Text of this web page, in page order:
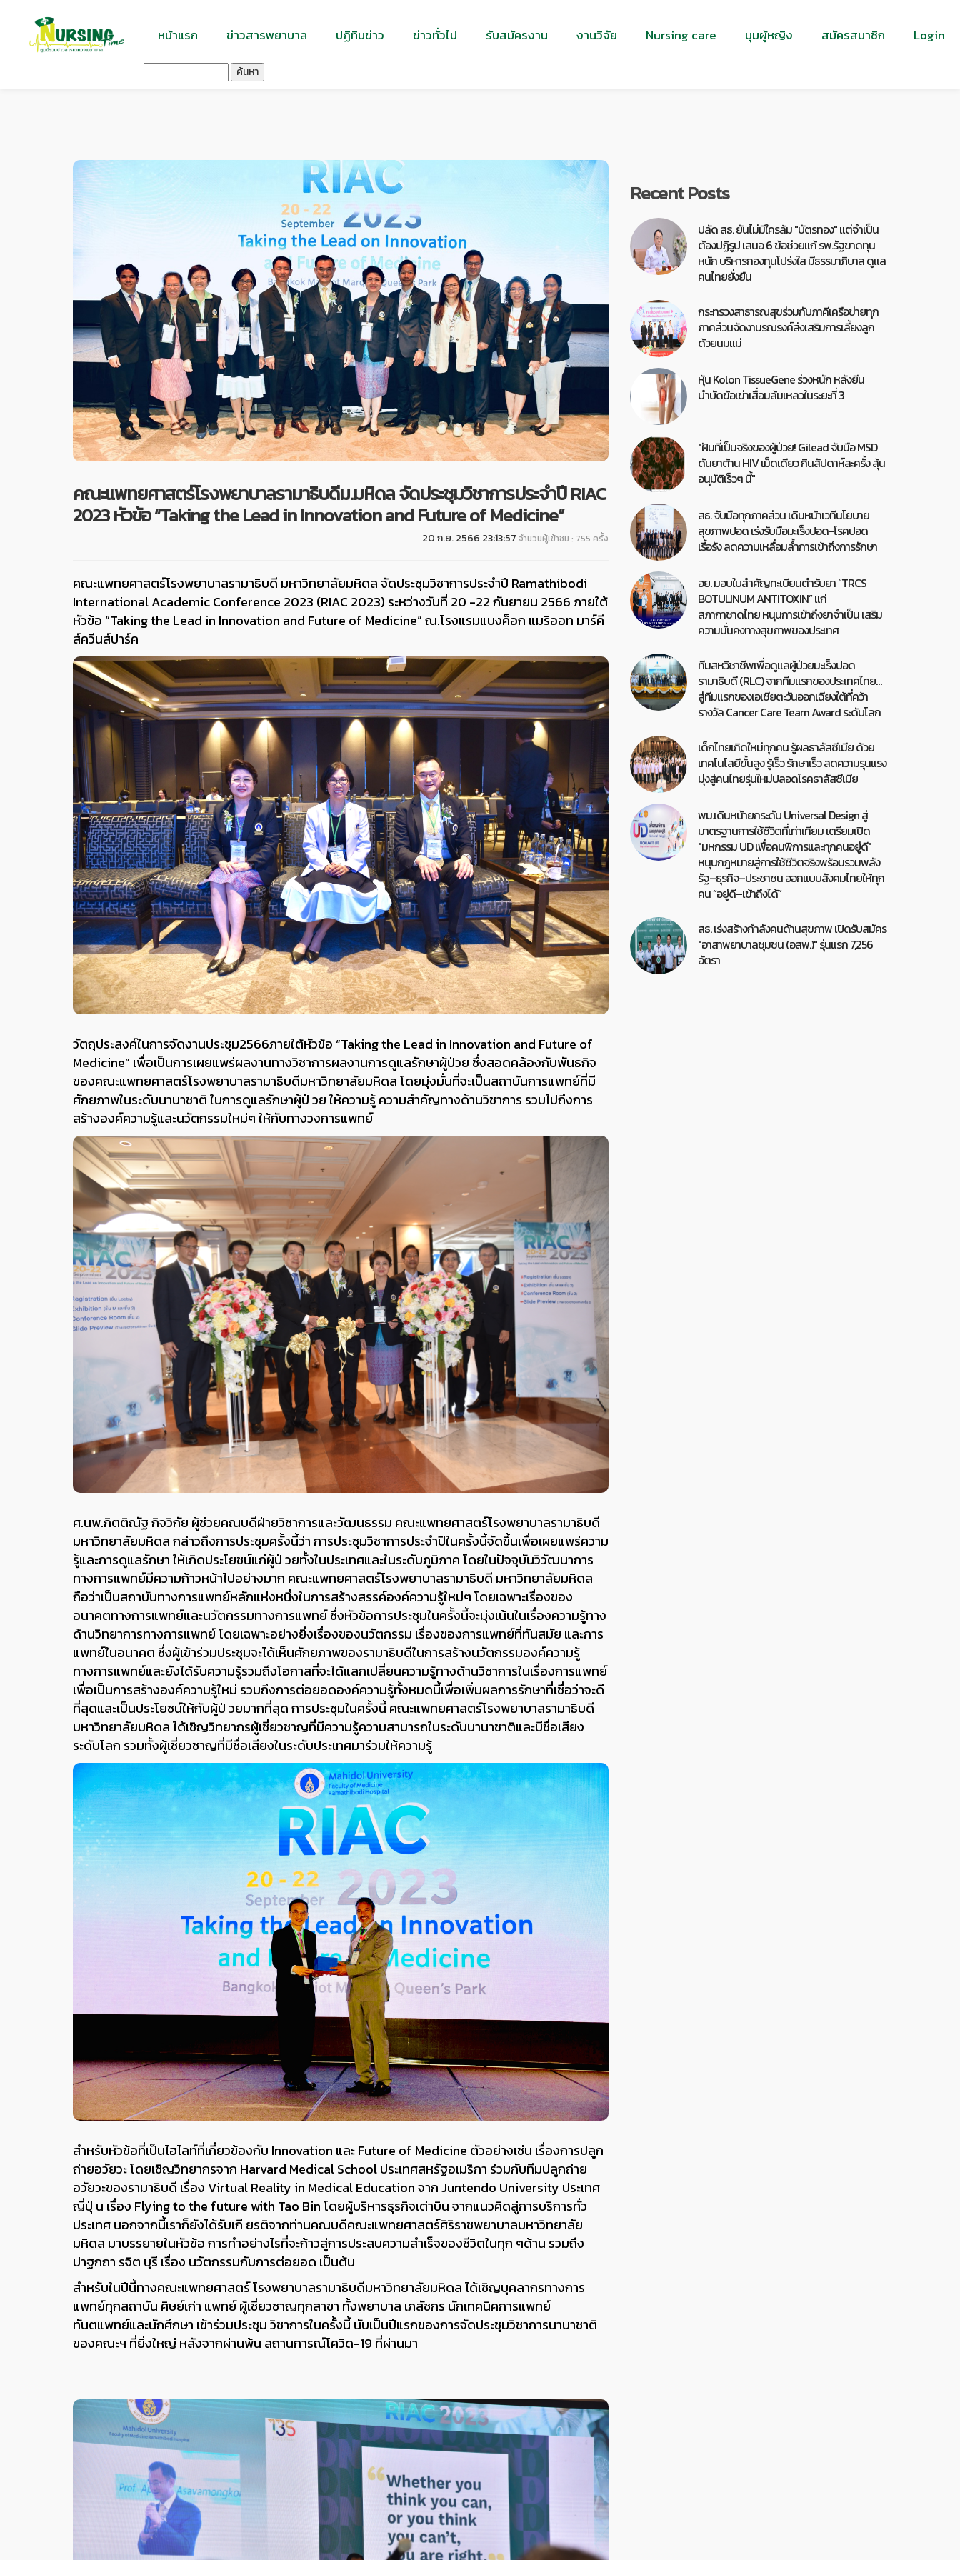
หน้าแรก ข่าวสารพยาบาล ปฏิทินข่าว ข่าวทั่วไป รับสมัครงาน งานวิจัย Nursing care มุมผู้หญิง สมัครสมาชิก Login
ค้นหา
คณะแพทยศาสตร์โรงพยาบาลรามาธิบดีม.มหิดล จัดประชุมวิชาการประจําปี RIAC
2023 หัวข้อ “Taking the Lead in Innovation and Future of Medicine”
20 ก.ย. 2566 23:13:57 จำนวนผู้เข้าชม : 755 ครั้ง
คณะแพทยศาสตร์โรงพยาบาลรามาธิบดี มหาวิทยาลัยมหิดล จัดประชุมวิชาการประจําปี Ramathibodi
International Academic Conference 2023 (RIAC 2023) ระหว่างวันที่ 20 -22 กันยายน 2566 ภายใต้
หัวข้อ “Taking the Lead in Innovation and Future of Medicine” ณ.โรงแรมแบงค็อก แมริออท มาร์คี
ส์ควีนส์ปาร์ค
วัตถุประสงค์ในการจัดงานประชุม2566ภายใต้หัวข้อ “Taking the Lead in Innovation and Future of
Medicine” เพื่อเป็นการเผยแพร่ผลงานทางวิชาการผลงานการดูแลรักษาผู้ป่วย ซึ่งสอดคล้องกับพันธกิจ
ของคณะแพทยศาสตร์โรงพยาบาลรามาธิบดีมหาวิทยาลัยมหิดล โดยมุ่งมั่นที่จะเป็นสถาบันการแพทย์ที่มี
ศักยภาพในระดับนานาชาติ ในการดูแลรักษาผู้ป่ วย ให้ความรู้ ความสําคัญทางด้านวิชาการ รวมไปถึงการ
สร้างองค์ความรู้และนวัตกรรมใหม่ๆ ให้กับทางวงการแพทย์
ศ.นพ.กิตติณัฐ กิจวิกัย ผู้ช่วยคณบดีฝ่ายวิชาการและวัฒนธรรม คณะแพทยศาสตร์โรงพยาบาลรามาธิบดี
มหาวิทยาลัยมหิดล กล่าวถึงการประชุมครั้งนี้ว่า การประชุมวิชาการประจําปีในครั้งนี้จัดขึ้นเพื่อเผยแพร่ความ
รู้และการดูแลรักษา ให้เกิดประโยชน์แก่ผู้ป่ วยทั้งในประเทศและในระดับภูมิภาค โดยในปัจจุบันวิวัฒนาการ
ทางการแพทย์มีความก้าวหน้าไปอย่างมาก คณะแพทยศาสตร์โรงพยาบาลรามาธิบดี มหาวิทยาลัยมหิดล
ถือว่าเป็นสถาบันทางการแพทย์หลักแห่งหนึ่งในการสร้างสรรค์องค์ความรู้ใหม่ๆ โดยเฉพาะเรื่องของ
อนาคตทางการแพทย์และนวัตกรรมทางการแพทย์ ซึ่งหัวข้อการประชุมในครั้งนี้จะมุ่งเน้นในเรื่องความรู้ทาง
ด้านวิทยาการทางการแพทย์ โดยเฉพาะอย่างยิ่งเรื่องของนวัตกรรม เรื่องของการแพทย์ที่ทันสมัย และการ
แพทย์ในอนาคต ซึ่งผู้เข้าร่วมประชุมจะได้เห็นศักยภาพของรามาธิบดีในการสร้างนวัตกรรมองค์ความรู้
ทางการแพทย์และยังได้รับความรู้รวมถึงโอกาสที่จะได้แลกเปลี่ยนความรู้ทางด้านวิชาการในเรื่องการแพทย์
เพื่อเป็นการสร้างองค์ความรู้ใหม่ รวมถึงการต่อยอดองค์ความรู้ทั้งหมดนี้เพื่อเพิ่มผลการรักษาที่เชื่อว่าจะดี
ที่สุดและเป็นประโยชน์ให้กับผู้ป่ วยมากที่สุด การประชุมในครั้งนี้ คณะแพทยศาสตร์โรงพยาบาลรามาธิบดี
มหาวิทยาลัยมหิดล ได้เชิญวิทยากรผู้เชี่ยวชาญที่มีความรู้ความสามารถในระดับนานาชาติและมีชื่อเสียง
ระดับโลก รวมทั้งผู้เชี่ยวชาญที่มีชื่อเสียงในระดับประเทศมาร่วมให้ความรู้
สําหรับหัวข้อที่เป็นไฮไลท์ที่เกี่ยวข้องกับ Innovation และ Future of Medicine ตัวอย่างเช่น เรื่องการปลูก
ถ่ายอวัยวะ โดยเชิญวิทยากรจาก Harvard Medical School ประเทศสหรัฐอเมริกา ร่วมกับทีมปลูกถ่าย
อวัยวะของรามาธิบดี เรื่อง Virtual Reality in Medical Education จาก Juntendo University ประเทศ
ญี่ปุ่ น เรื่อง Flying to the future with Tao Bin โดยผู้บริหารธุรกิจเต่าบิน จากแนวคิดสู่การบริการทั่ว
ประเทศ นอกจากนี้เราก็ยังได้รับเกี ยรติจากท่านคณบดีคณะแพทยศาสตร์ศิริราชพยาบาลมหาวิทยาลัย
มหิดล มาบรรยายในหัวข้อ การทําอย่างไรที่จะก้าวสู่การประสบความสําเร็จของชีวิตในทุก ๆด้าน รวมถึง
ปาฐกถา รจิต บุรี เรื่อง นวัตกรรมกับการต่อยอด เป็นต้น
สําหรับในปีนี้ทางคณะแพทยศาสตร์ โรงพยาบาลรามาธิบดีมหาวิทยาลัยมหิดล ได้เชิญบุคลากรทางการ
แพทย์ทุกสถาบัน ศิษย์เก่า แพทย์ ผู้เชี่ยวชาญทุกสาขา ทั้งพยาบาล เภสัชกร นักเทคนิคการแพทย์
ทันตแพทย์และนักศึกษา เข้าร่วมประชุม วิชาการในครั้งนี้ นับเป็นปีแรกของการจัดประชุมวิชาการนานาชาติ
ของคณะฯ ที่ยิ่งใหญ่ หลังจากผ่านพ้น สถานการณ์โควิด-19 ที่ผ่านมา
Recent Posts
ปลัด สธ. ยันไม่มีใครล้ม "บัตรทอง" แต่จำเป็น
ต้องปฏิรูป เสนอ 6 ข้อช่วยแก้ รพ.รัฐขาดทุน
หนัก บริหารกองทุนโปร่งใส มีธรรมาภิบาล ดูแล
คนไทยยั่งยืน
กระทรวงสาธารณสุขร่วมกับภาคีเครือข่ายทุก
ภาคส่วนจัดงานรณรงค์ส่งเสริมการเลี้ยงลูก
ด้วยนมแม่
หุ้น Kolon TissueGene ร่วงหนัก หลังยีน
บำบัดข้อเข่าเสื่อมล้มเหลวในระยะที่ 3
"ฝันที่เป็นจริงของผู้ป่วย! Gilead จับมือ MSD
ดันยาต้าน HIV เม็ดเดียว กินสัปดาห์ละครั้ง ลุ้น
อนุมัติเร็วๆ นี้"
สธ. จับมือทุกภาคส่วน เดินหน้าเวทีนโยบาย
สุขภาพปอด เร่งรับมือมะเร็งปอด-โรคปอด
เรื้อรัง ลดความเหลื่อมล้ำการเข้าถึงการรักษา
อย. มอบใบสำคัญทะเบียนตำรับยา “TRCS
BOTULINUM ANTITOXIN” แก่
สภากาชาดไทย หนุนการเข้าถึงยาจำเป็น เสริม
ความมั่นคงทางสุขภาพของประเทศ
ทีมสหวิชาชีพเพื่อดูแลผู้ป่วยมะเร็งปอด
รามาธิบดี (RLC) จากทีมแรกของประเทศไทย…
สู่ทีมแรกของเอเชียตะวันออกเฉียงใต้ที่คว้า
รางวัล Cancer Care Team Award ระดับโลก
เด็กไทยเกิดใหม่ทุกคน รู้ผลธาลัสซีเมีย ด้วย
เทคโนโลยีขั้นสูง รู้เร็ว รักษาเร็ว ลดความรุนแรง
มุ่งสู่คนไทยรุ่นใหม่ปลอดโรคธาลัสซีเมีย
พม.เดินหน้ายกระดับ Universal Design สู่
มาตรฐานการใช้ชีวิตที่เท่าเทียม เตรียมเปิด
"มหกรรม UD เพื่อคนพิการและทุกคนอยู่ดี"
หนุนกฎหมายสู่การใช้ชีวิตจริงพร้อมรวมพลัง
รัฐ–ธุรกิจ–ประชาชน ออกแบบสังคมไทยให้ทุก
คน “อยู่ดี–เข้าถึงได้”
สธ. เร่งสร้างกำลังคนด้านสุขภาพ เปิดรับสมัคร
"อาสาพยาบาลชุมชน (อสพ.)" รุ่นแรก 7,256
อัตรา